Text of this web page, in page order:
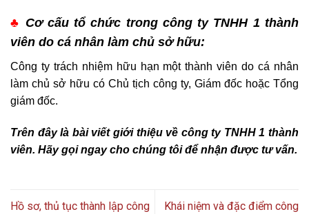
♣ Cơ cấu tổ chức trong công ty TNHH 1 thành
viên do cá nhân làm chủ sở hữu:
Công ty trách nhiệm hữu hạn một thành viên do cá nhân
làm chủ sở hữu có Chủ tịch công ty, Giám đốc hoặc Tổng
giám đốc.
Trên đây là bài viết giới thiệu về công ty TNHH 1 thành
viên. Hãy gọi ngay cho chúng tôi để nhận được tư vấn.
Hồ sơ, thủ tục thành lập công
Khái niệm và đặc điểm công